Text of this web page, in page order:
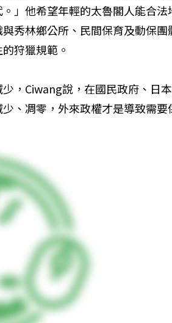
」他希望年輕的太魯閣人能合法
秀林鄉公所、民間保育及動保團
狩獵規範。
，Ciwang說，在國民政府、日
、凋零，外來政權才是導致需要